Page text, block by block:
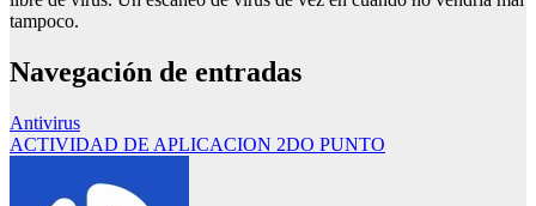
tampoco.
Navegación de entradas
Antivirus
ACTIVIDAD DE APLICACION 2DO PUNTO